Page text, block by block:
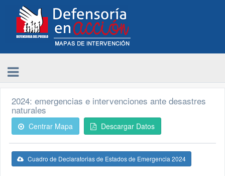
2024: emergencias e intervenciones ante desastres
naturales
Centrar Mapa Descargar Datos
Cuadro de Declaratorias de Estados de Emergencia 2024